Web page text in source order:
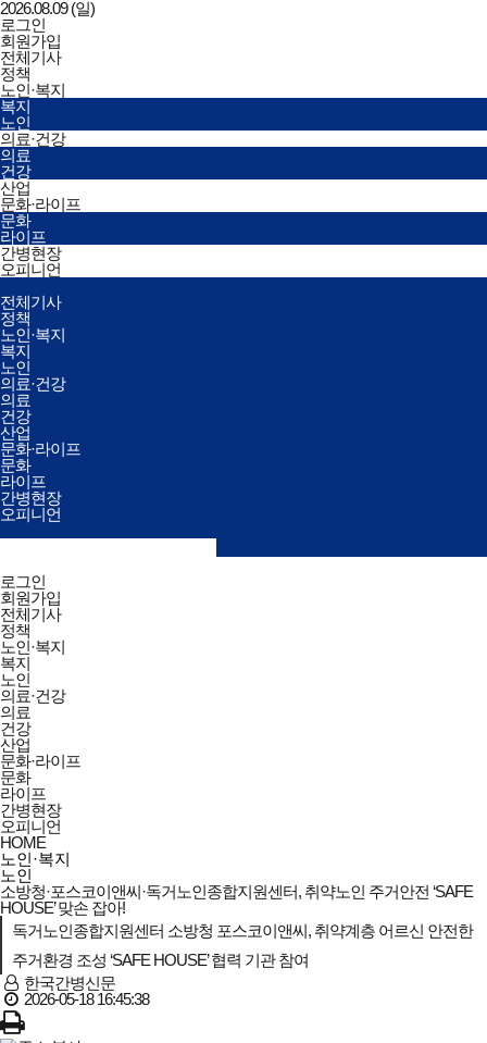
2026.08.09 (일)
로그인
회원가입
한국간병신문
전체기사
정책
노인·복지
복지
노인
의료·건강
의료
건강
산업
문화·라이프
문화
라이프
간병현장
오피니언
전체메뉴
열기/
닫기
전체기사
정책
노인·복지
복지
노인
의료·건강
의료
건강
산업
문화·라이프
문화
라이프
간병현장
오피니언
검색창
닫기
검색
전체메뉴
닫기
로그인
회원가입
전체기사
정책
노인·복지
복지
노인
의료·건강
의료
건강
산업
문화·라이프
문화
라이프
간병현장
오피니언
HOME
노인·복지
노인
소방청·포스코이앤씨·독거노인종합지원센터, 취약노인 주거안전 ‘SAFE
HOUSE’ 맞손 잡아!
독거노인종합지원센터 소방청 포스코이앤씨, 취약계층 어르신 안전한
주거환경 조성 ‘SAFE HOUSE’ 협력 기관 참여
한국간병신문
2026-05-18 16:45:38